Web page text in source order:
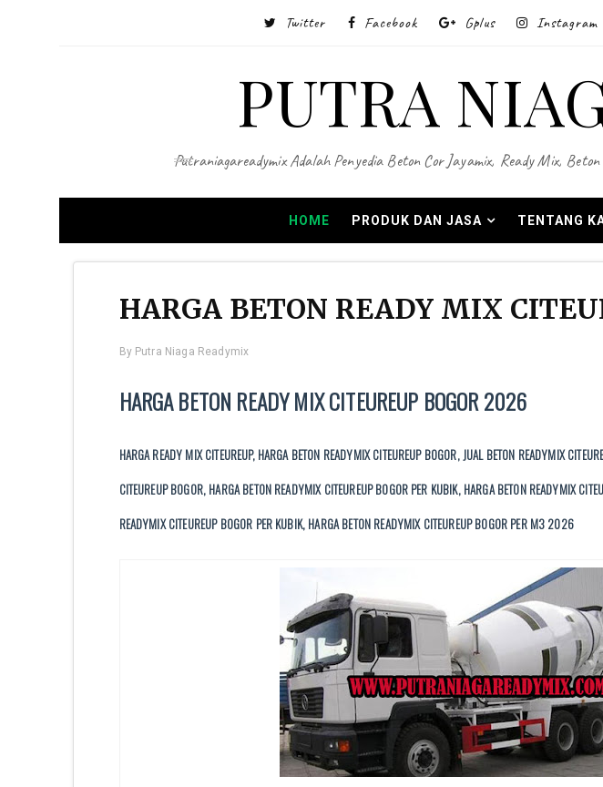
Twitter Facebook Gplus Instagram
PUTRA
Putraniagareadymix Adalah Penyedia Beton Cor Jayamix, Ready Mix,
HOME PRODUK DAN JASA TENTANG
HARGA BETON READY MIX
By Putra Niaga Readymix
HARGA BETON READY MIX CITEUREUP BOGOR 2026
HARGA READY MIX CITEUREUP, HARGA BETON READYMIX CITEUREUP BOGOR, JUAL BETON READYMIX
CITEUREUP BOGOR, HARGA BETON READYMIX CITEUREUP BOGOR PER KUBIK, HARGA BETON READYMIX
READYMIX CITEUREUP BOGOR PER KUBIK, HARGA BETON READYMIX CITEUREUP BOGOR PER M3 2026